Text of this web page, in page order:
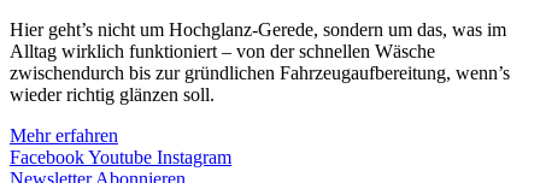
Hier geht’s nicht um Hochglanz-Gerede, sondern um das, was im
Alltag wirklich funktioniert – von der schnellen Wäsche
zwischendurch bis zur gründlichen Fahrzeugaufbereitung, wenn’s
wieder richtig glänzen soll.
Mehr erfahren
FacebookYoutube Instagram
Newsletter Abonnieren